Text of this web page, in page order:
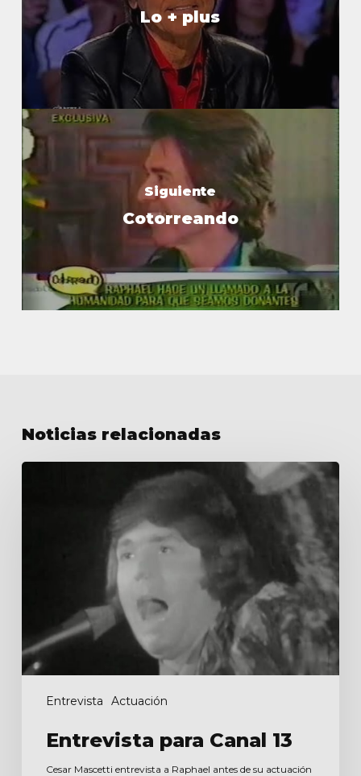
Lo + plus
Siguiente
Cotorreando
Noticias relacionadas
Entrevista Actuación
Entrevista
Entrevista para Canal 13
Cesar Mascetti entrevista a Raphael antes de su actuación